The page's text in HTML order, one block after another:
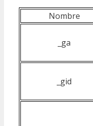
Nombre
_ga
_gid